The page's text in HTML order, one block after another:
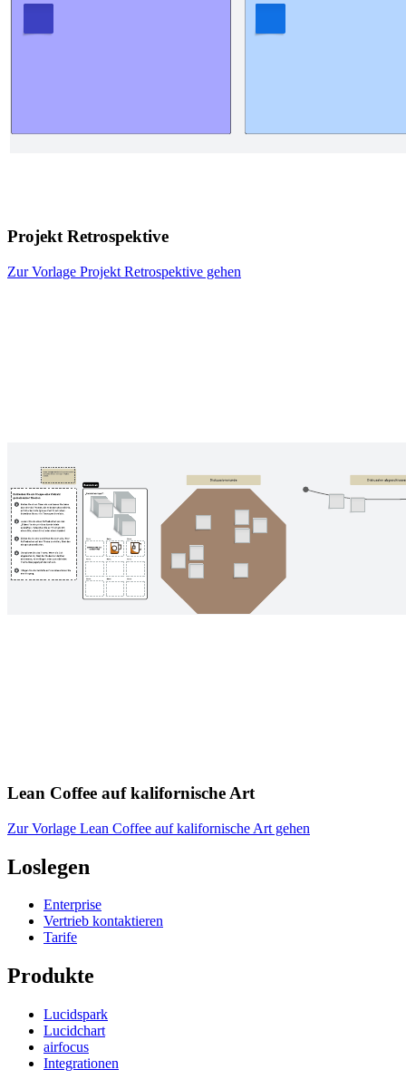
Projekt Retrospektive
Zur Vorlage Projekt Retrospektive gehen
Lean Coffee auf kalifornische Art
Zur Vorlage Lean Coffee auf kalifornische Art gehen
Loslegen
Enterprise
Vertrieb kontaktieren
Tarife
Produkte
Lucidspark
Lucidchart
airfocus
Integrationen